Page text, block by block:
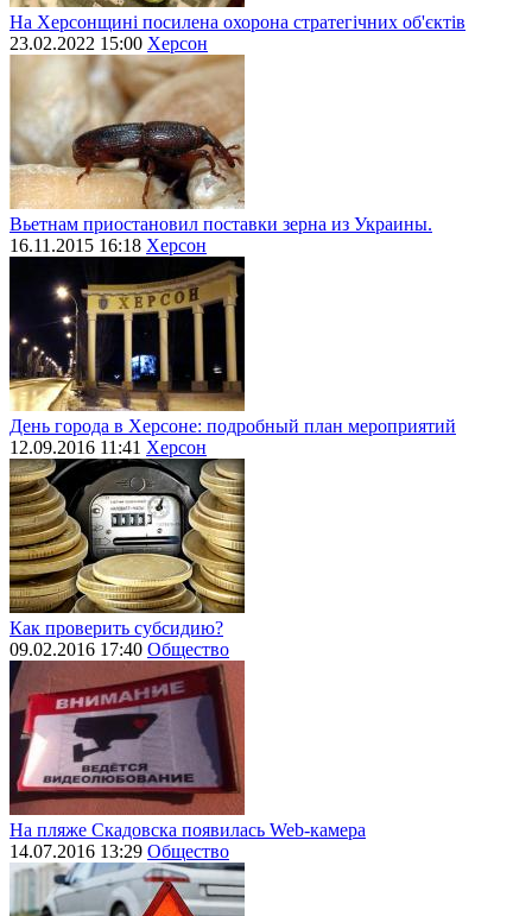
На Херсонщині посилена охорона стратегічних об'єктів
23.02.2022 15:00 Херсон
Вьетнам приостановил поставки зерна из Украины.
16.11.2015 16:18 Херсон
День города в Херсоне: подробный план мероприятий
12.09.2016 11:41 Херсон
Как проверить субсидию?
09.02.2016 17:40 Общество
На пляже Скадовска появилась Web-камера
14.07.2016 13:29 Общество